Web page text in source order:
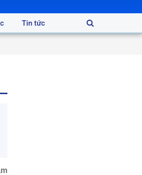
Tin tức